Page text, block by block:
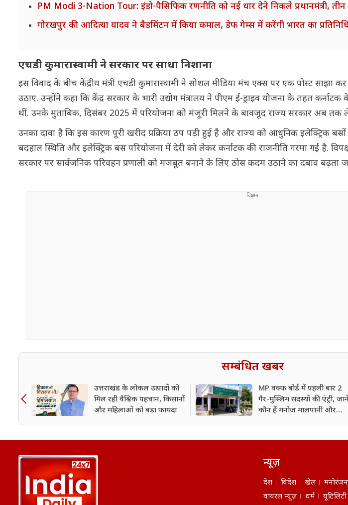
PM Modi 3-Nation Tour: इंडो-पैसिफिक रणनीति को नई धार देने निकले प्रधानमंत्री,
गोरखपुर की आदित्या यादव ने बैडमिंटन में किया कमाल, डेफ गेम्स में करेंगी भारत का
एचडी कुमारास्वामी ने सरकार पर साधा निशाना
इस विवाद के बीच केंद्रीय मंत्री एचडी कुमारास्वामी ने सोशल मीडिया मंच एक्स पर एक पोस्ट साझा
उठाए. उन्होंने कहा कि केंद्र सरकार के भारी उद्योग मंत्रालय ने पीएम ई-ड्राइव योजना के तहत
थीं. उनके मुताबिक, दिसंबर 2025 में परियोजना को मंजूरी मिलने के बावजूद राज्य सरकार अब तक
उनका दावा है कि इस कारण पूरी खरीद प्रक्रिया ठप पड़ी हुई है और राज्य को आधुनिक इलेक्ट्रिक
बदहाल स्थिति और इलेक्ट्रिक बस परियोजना में देरी को लेकर कर्नाटक की राजनीति गरमा गई है.
सरकार पर सार्वजनिक परिवहन प्रणाली को मजबूत बनाने के लिए ठोस कदम उठाने का दबाव बढ़ता
सम्बंधित खबर
उत्तराखंड के लोकल उत्पादों को
मिल रही वैश्विक पहचान, किसानों
और महिलाओं को बड़ा फायदा
MP वक्फ बोर्ड में पहली बार 2
गैर-मुस्लिम सदस्यों की एंट्री,
कौन हैं मनोज मालपानी और
न्यूज़
देश विदेश खेल मनोरंजन
वायरल न्यूज़
धर्म यूटिलिटी